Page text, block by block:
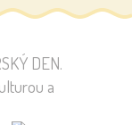
DEN.
a